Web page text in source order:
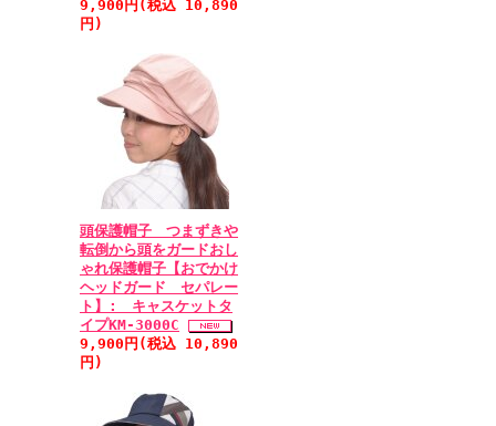
9,900円(税込 10,890
円)
頭保護帽子 つまずきや
転倒から頭をガードおし
ゃれ保護帽子【おでかけ
ヘッドガード セパレー
ト】: キャスケットタ
イプKM-3000C
9,900円(税込 10,890
円)